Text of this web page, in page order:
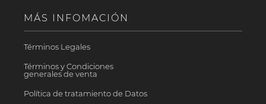
MÁS INFOMACIÓN
Términos Legales
Términos y Condiciones
generales de venta
Política de tratamiento de Datos